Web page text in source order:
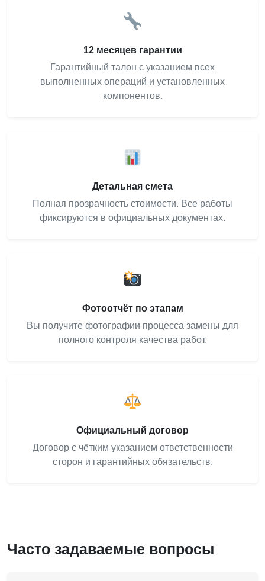
12 месяцев гарантии
Гарантийный талон с указанием всех
выполненных операций и установленных
компонентов.
Детальная смета
Полная прозрачность стоимости. Все работы
фиксируются в официальных документах.
Фотоотчёт по этапам
Вы получите фотографии процесса замены для
полного контроля качества работ.
Официальный договор
Договор с чётким указанием ответственности
сторон и гарантийных обязательств.
Часто задаваемые вопросы